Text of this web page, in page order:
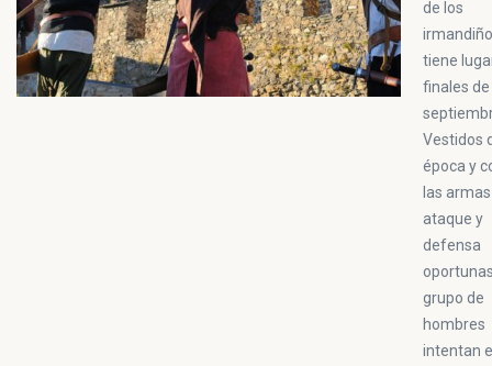
de los
tiene
finales de
Vestidos
época y
las
ataque y
defensa
grupo de
hombres
intentan